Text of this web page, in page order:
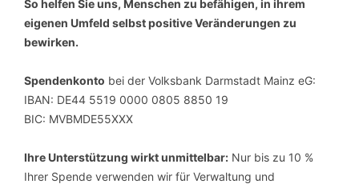
So helfen Sie uns, Menschen zu befähigen, in ihrem
eigenen Umfeld selbst positive Veränderungen zu
bewirken.
Spendenkonto bei der Volksbank Darmstadt Mainz eG:
IBAN: DE44 5519 0000 0805 8850 19
BIC: MVBMDE55XXX
Ihre Unterstützung wirkt unmittelbar: Nur bis zu 10 %
Ihrer Spende verwenden wir für Verwaltung und